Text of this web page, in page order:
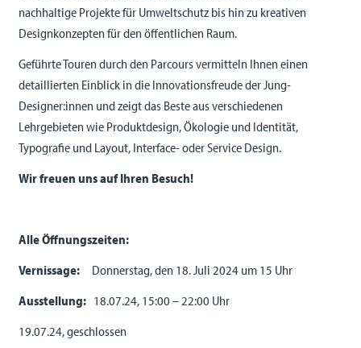
nachhaltige Projekte für Umweltschutz bis hin zu kreativen
Designkonzepten für den öffentlichen Raum.
Geführte Touren durch den Parcours vermitteln Ihnen einen
detaillierten Einblick in die Innovationsfreude der Jung-
Designer:innen und zeigt das Beste aus verschiedenen
Lehrgebieten wie Produktdesign, Ökologie und Identität,
Typografie und Layout, Interface- oder Service Design.
Wir freuen uns auf Ihren Besuch!
Alle Öffnungszeiten:
Vernissage: Donnerstag, den 18. Juli 2024 um 15 Uhr
Ausstellung:18.07.24, 15:00 – 22:00 Uhr
19.07.24, geschlossen